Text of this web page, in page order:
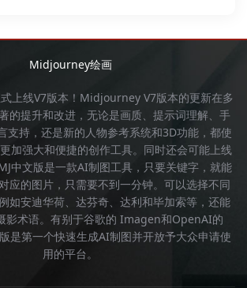
Midjourney绘画
上线V7版本！ Midjourney V7版本的更新在多
的提升和改进，无论是画质、提示词理解、手
支持，还是新的人物参考系统和3D功能，都使
加强大和便捷的创作工具。同时还会可能上线
中文版是一款AI制图工具，只要关键字，就能
应的图片，只需要不到一分钟。可以选择不同
如安迪华荷、达芬奇、达利和毕加索等，还能
影术语。有别于谷歌的 Imagen和OpenAI的
是第一个快速生成AI制图并开放予大众申请使
用的平台。